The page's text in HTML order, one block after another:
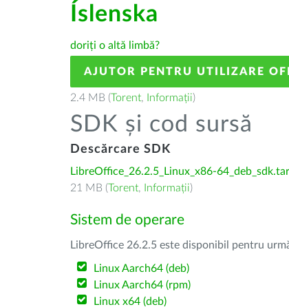
Íslenska
doriți o altă limbă?
AJUTOR PENTRU UTILIZARE
2.4 MB (Torent, Informații)
SDK și cod sursă
Descărcare SDK
LibreOffice_26.2.5_Linux_x86-
21 MB (Torent, Informații)
Sistem de operare
LibreOffice 26.2.5 este disponibil pentru
Linux Aarch64 (deb)
Linux Aarch64 (rpm)
Linux x64 (deb)